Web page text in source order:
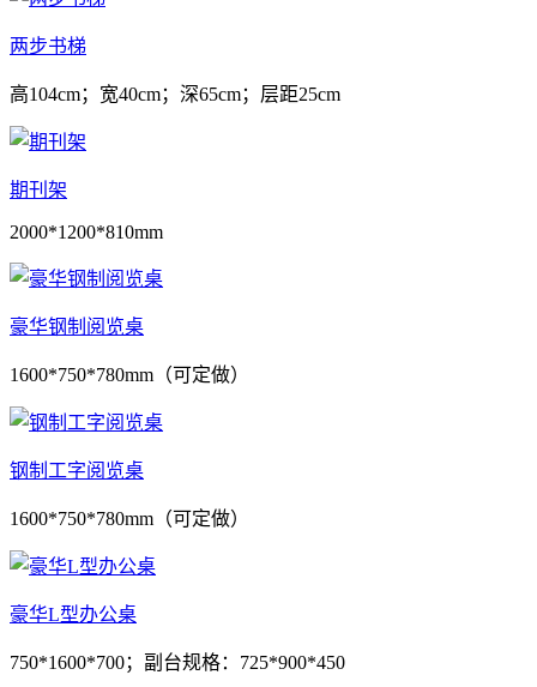
两步书梯
高104cm；宽40cm；深65cm；层距25cm
期刊架
2000*1200*810mm
豪华钢制阅览桌
1600*750*780mm（可定做）
钢制工字阅览桌
1600*750*780mm（可定做）
豪华L型办公桌
750*1600*700；副台规格：725*900*450